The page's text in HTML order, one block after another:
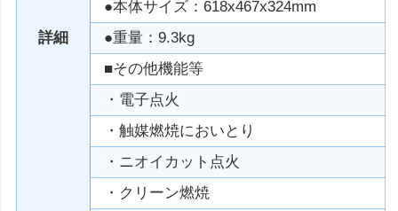
詳細
●本体サイズ：618x467x324mm
●重量：9.3kg
■その他機能等
・電子点火
・触媒燃焼においとり
・ニオイカット点火
・クリーン燃焼